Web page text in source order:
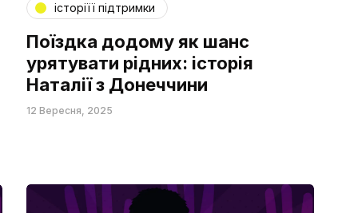
історіїї підтримки
Поїздка додому як шанс
урятувати рідних: історія
Наталії з Донеччини
12 Вересня, 2025